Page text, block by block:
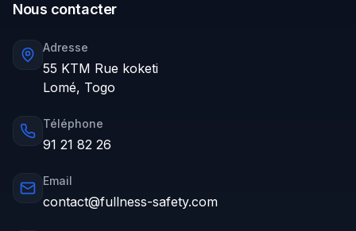
Nous contacter
Adresse
55 KTM Rue koketi
Lomé, Togo
Téléphone
91 21 82 26
Email
contact@fullness-safety.com